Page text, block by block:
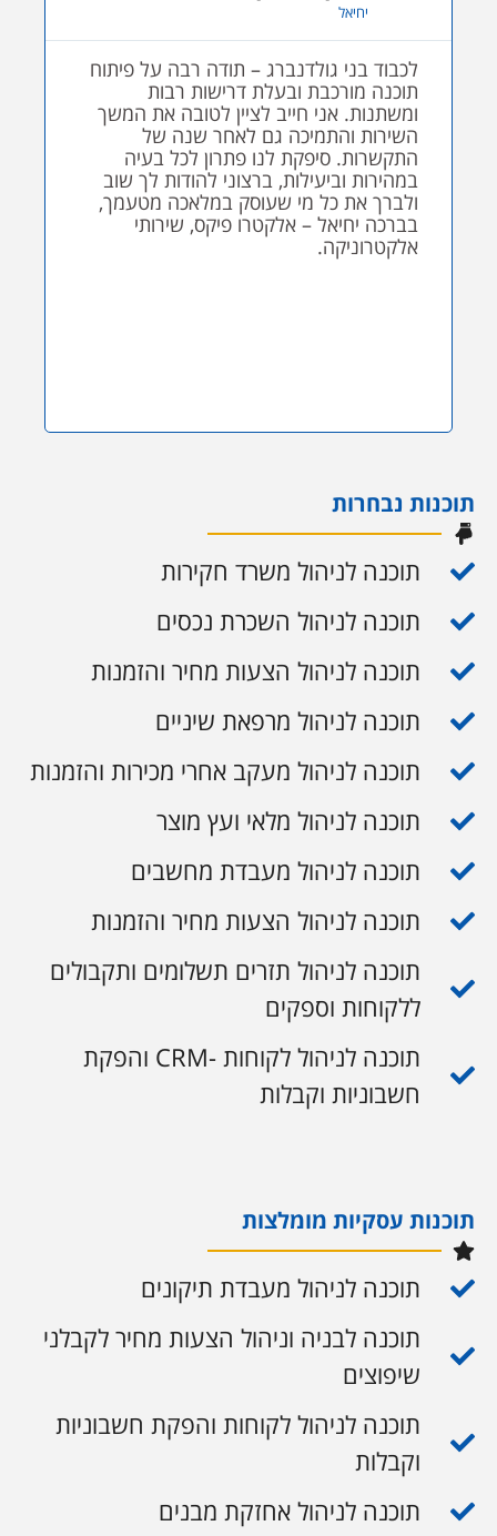
יחיאל
לכבוד בני גולדנברג – תודה רבה על פיתוח
תוכנה מורכבת ובעלת דרישות רבות
ומשתנות. אני חייב לציין לטובה את המשך
השירות והתמיכה גם לאחר שנה של
התקשרות. סיפקת לנו פתרון לכל בעיה
במהירות וביעילות, ברצוני להודות לך שוב
ולברך את כל מי שעוסק במלאכה מטעמך,
בברכה יחיאל – אלקטרו פיקס, שירותי
אלקטרוניקה.
תוכנות נבחרות
תוכנה לניהול משרד חקירות
תוכנה לניהול השכרת נכסים
תוכנה לניהול הצעות מחיר והזמנות
תוכנה לניהול מרפאת שיניים
תוכנה לניהול מעקב אחרי מכירות והזמנות
תוכנה לניהול מלאי ועץ מוצר
תוכנה לניהול מעבדת מחשבים
תוכנה לניהול הצעות מחיר והזמנות
תוכנה לניהול תזרים תשלומים ותקבולים
ללקוחות וספקים
תוכנה לניהול לקוחות -CRM והפקת
חשבוניות וקבלות
תוכנות עסקיות מומלצות
תוכנה לניהול מעבדת תיקונים
תוכנה לבניה וניהול הצעות מחיר לקבלני
שיפוצים
תוכנה לניהול לקוחות והפקת חשבוניות
וקבלות
תוכנה לניהול אחזקת מבנים